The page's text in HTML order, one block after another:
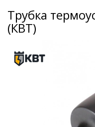
Трубка
(КВТ)